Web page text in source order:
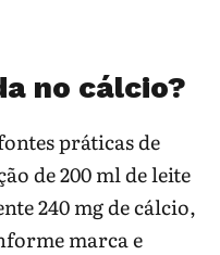
no cálcio?
práticas de
de 200 ml de leite
240 mg de cálcio,
marca e